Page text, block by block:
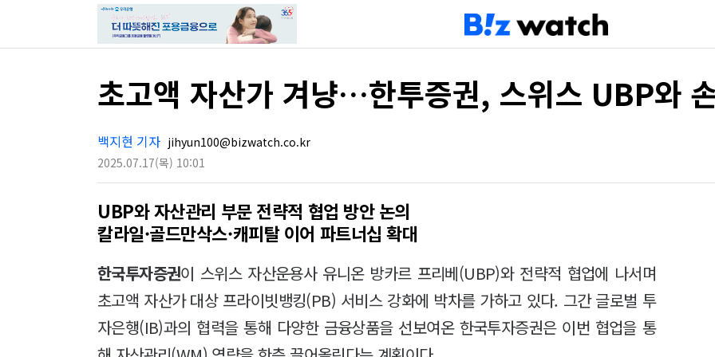
초고액 자산가 겨냥…한투증권, 스위스 UBP와
백지현 기자 jihyun100@bizwatch.co.kr
2025.07.17(목) 10:01
UBP와 자산관리 부문 전략적 협업 방안 논의
칼라일·골드만삭스·캐피탈 이어 파트너십 확대
한국투자증권이 스위스 자산운용사 유니온 방카르 프리베(UBP)와 전략적 협업에 나서며
초고액 자산가 대상 프라이빗뱅킹(PB) 서비스 강화에 박차를 가하고 있다. 그간 글로벌 투
자은행(IB)과의 협력을 통해 다양한 금융상품을 선보여온 한국투자증권은 이번 협업을 통